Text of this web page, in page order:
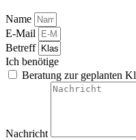
Name
E-Mail
Betreff
Ich benötige
Beratung zur geplanten
Nachricht